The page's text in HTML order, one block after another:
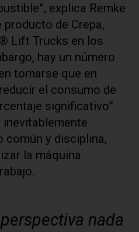
explica Remke
producto de Crepa,
Lift Trucks en los
hay un número
tomarse que en
el consumo de
significativo”.
común y disciplina,
la máquina
nada